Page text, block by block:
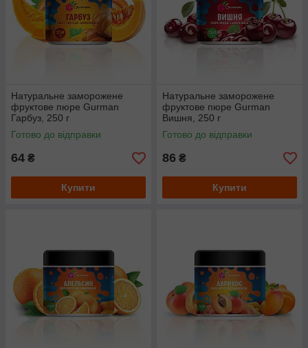
Натуральне заморожене
фруктове пюре Gurman
Гарбуз, 250 г
Готово до відправки
64 ₴
Купити
Натуральне заморожене
фруктове пюре Gurman
Вишня, 250 г
Готово до відправки
86 ₴
Купити